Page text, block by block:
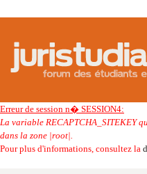
Erreur de session n� SESSION4:
La variable RECAPTCHA_SITEKEY
dans la zone |root|.
Pour plus d'informations, consultez la